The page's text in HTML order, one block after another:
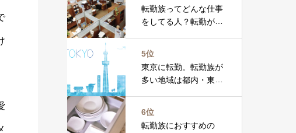
転勤族ってどんな仕事
をしてる人？転勤が多
5位
東京に転勤。転勤族が
多い地域は都内・東京
6位
転勤族におすすめの